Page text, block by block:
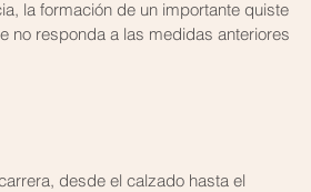
la formación de un importante quiste
no responda a las medidas anteriores
desde el calzado hasta el